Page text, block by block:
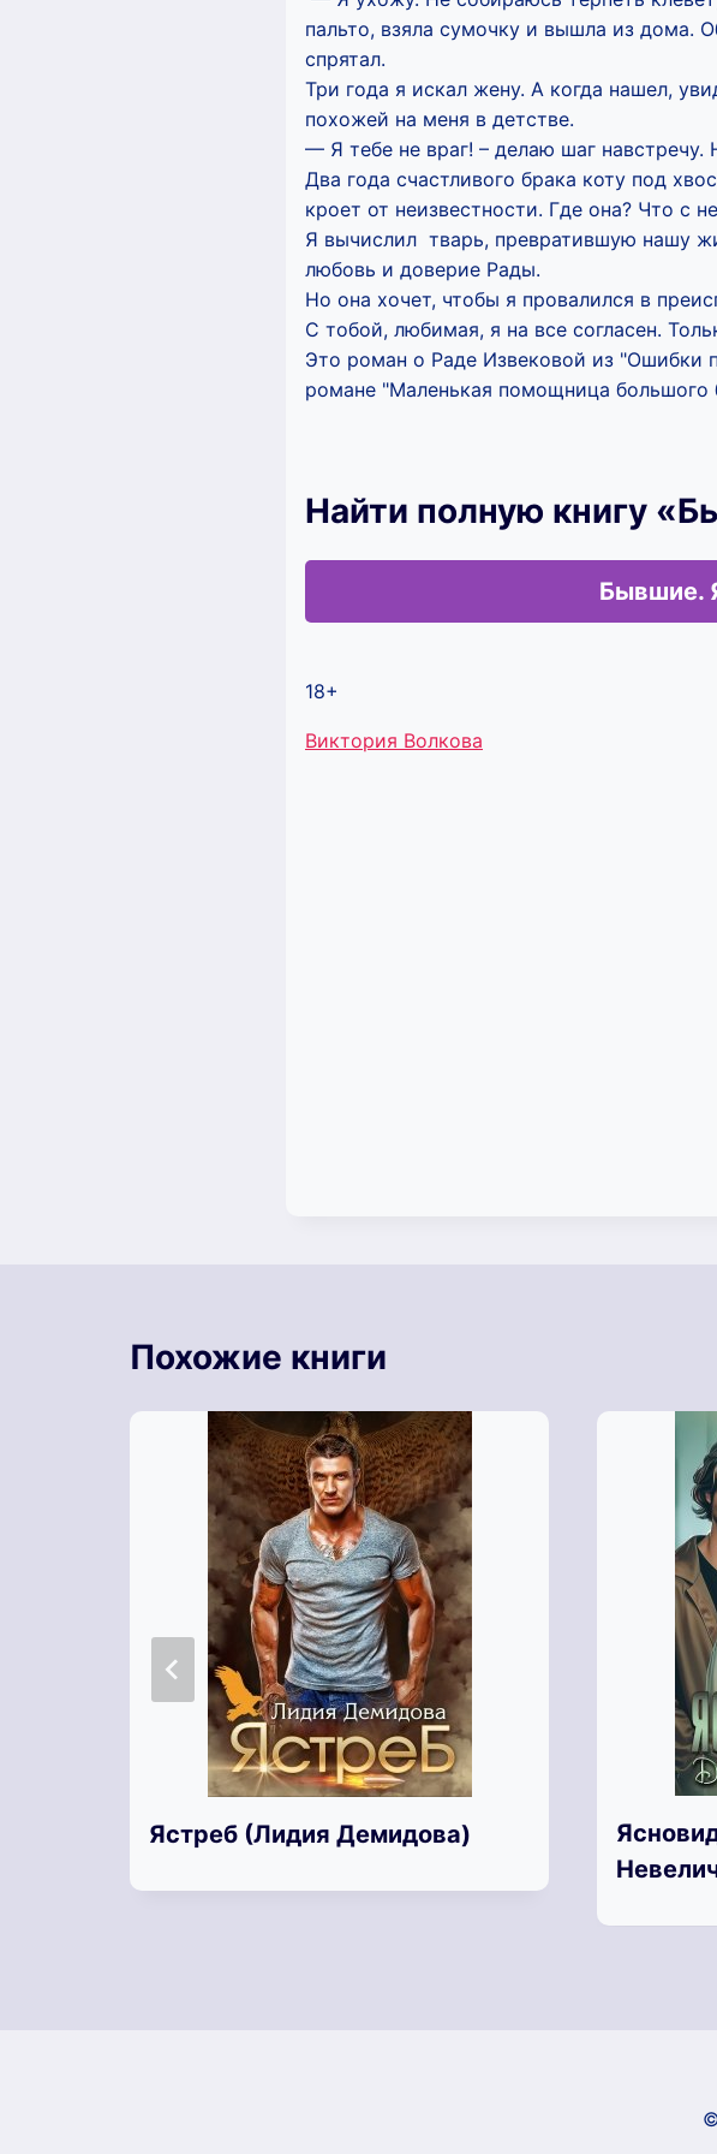
пальто, взяла сумочку и вышла из дома.
спрятал.
Три года я искал жену. А когда нашел,
похожей на меня в детстве.
— Я тебе не враг! – делаю шаг навстречу.
Два года счастливого брака коту под
кроет от неизвестности. Где она? Что с
Я вычислил тварь, превратившую нашу
любовь и доверие Рады.
Но она хочет, чтобы я провалился в
С тобой, любимая, я на все согласен.
Это роман о Раде Извековой из "Ошибки
романе "Маленькая помощница большого
Найти полную книгу
Бывшие.
18+
Метки
Виктория Волкова
Похожие книги
Ястреб (Лидия Демидова)